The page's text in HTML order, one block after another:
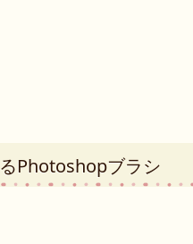
Photoshopブラシ